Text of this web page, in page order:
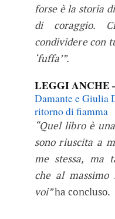
forse è la storia
di coraggio.
condividere con
‘fuffa’”.
LEGGI
Damante e Giulia
ritorno di fiamma
“Quel libro è
sono riuscita a
me stessa, ma
che al
voi”ha concluso.